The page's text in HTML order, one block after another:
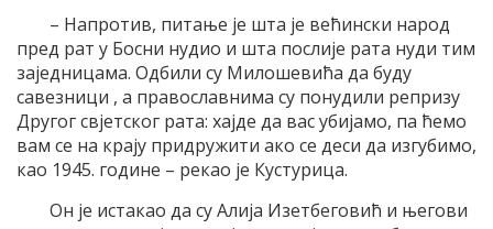
– Напротив, питање је шта је већински народ
пред рат у Босни нудио и шта послије рата нуди тим
заједницама. Одбили су Милошевића да буду
савезници , а православнима су понудили репризу
Другог свјетског рата: хајде да вас убијамо, па ћемо
вам се на крају придружити ако се деси да изгубимо,
као 1945. године – рекао је Кустурица.
Он је истакао да су Алија Изетбеговић и његови